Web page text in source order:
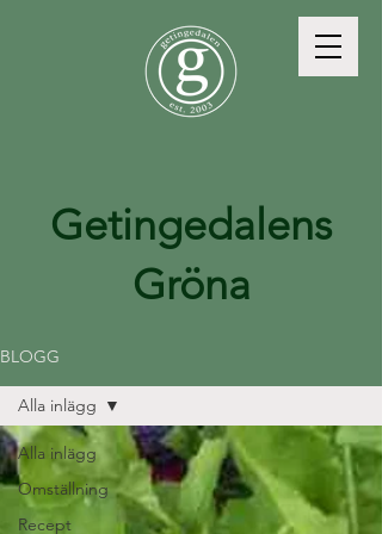
Getingedalens
Gröna
BLOGG
Alla inlägg
Omställning
Recept
Alla inlägg